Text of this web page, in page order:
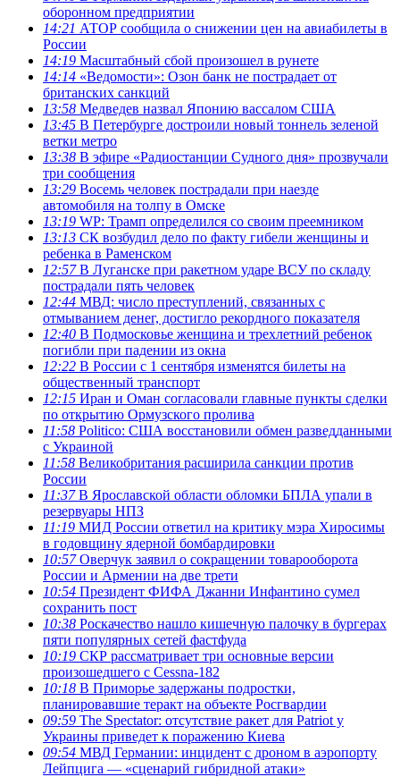
оборонном предприятии
14:21 АТОР сообщила о снижении цен на авиабилеты в
России
14:19 Масштабный сбой произошел в рунете
14:14 «Ведомости»: Озон банк не пострадает от
британских санкций
13:58 Медведев назвал Японию вассалом США
13:45 В Петербурге достроили новый тоннель зеленой
ветки метро
13:38 В эфире «Радиостанции Судного дня» прозвучали
три сообщения
13:29 Восемь человек пострадали при наезде
автомобиля на толпу в Омске
13:19 WP: Трамп определился со своим преемником
13:13 СК возбудил дело по факту гибели женщины и
ребенка в Раменском
12:57В Луганске при ракетном ударе ВСУ по складу
пострадали пять человек
12:44 МВД: число преступлений, связанных с
отмыванием денег, достигло рекордного показателя
12:40 В Подмосковье женщина и трехлетний ребенок
погибли при падении из окна
12:22 В России с 1 сентября изменятся билеты на
общественный транспорт
12:15 Иран и Оман согласовали главные пункты сделки
по открытию Ормузского пролива
11:58 Politico: США восстановили обмен разведданными
с Украиной
11:58 Великобритания расширила санкции против
России
11:37В Ярославской области обломки БПЛА упали в
резервуары НПЗ
11:19 МИД России ответил на критику мэра Хиросимы
в годовщину ядерной бомбардировки
10:57Оверчук заявил о сокращении товарооборота
России и Армении на две трети
10:54 Президент ФИФА Джанни Инфантино сумел
сохранить пост
10:38 Роскачество нашло кишечную палочку в бургерах
пяти популярных сетей фастфуда
10:19 СКР рассматривает три основные версии
произошедшего с Cessna-182
10:18 В Приморье задержаны подростки,
планировавшие теракт на объекте Росгвардии
09:59 The Spectator: отсутствие ракет для Patriot у
Украины приведет к поражению Киева
09:54 МВД Германии: инцидент с дроном в аэропорту
Лейпцига — «сценарий гибридной атаки»